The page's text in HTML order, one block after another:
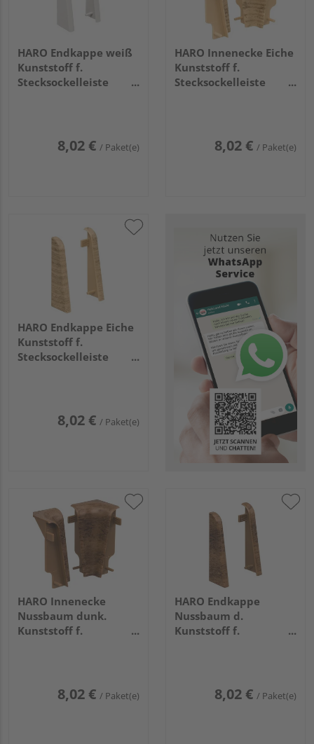
HARO Endkappe weiß
Kunststoff f.
Stecksockelleiste
8,02 € / Paket(e)
HARO Innenecke Eiche
Kunststoff f.
Stecksockelleiste
8,02 € / Paket(e)
HARO Endkappe Eiche
Kunststoff f.
Stecksockelleiste
8,02 € / Paket(e)
HARO Innenecke
Nussbaum dunk.
Kunststoff f.
8,02 € / Paket(e)
HARO Endkappe
Nussbaum d.
Kunststoff f.
8,02 € / Paket(e)